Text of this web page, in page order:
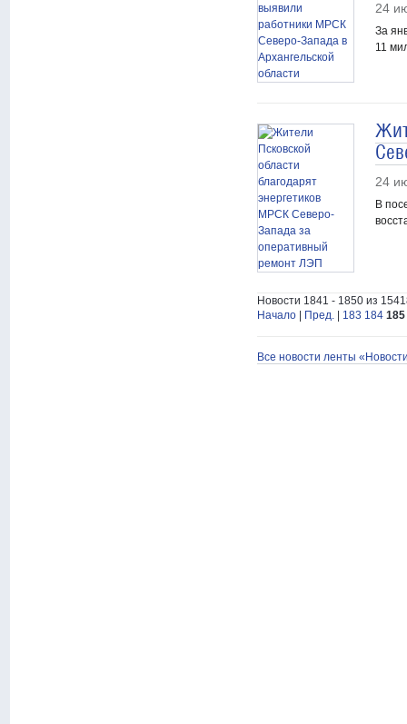
24
За
11
24
В
Новости 1841 - 1850 из
Начало
Пред. 183 184 185
Все новости ленты